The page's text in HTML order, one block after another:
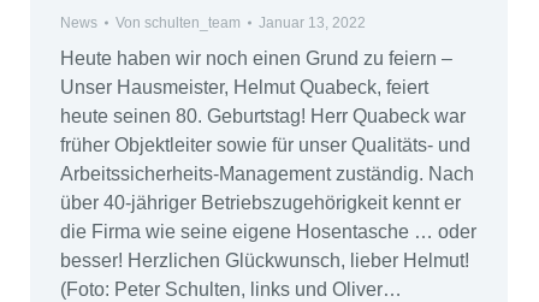
News Von schulten_team Januar 13, 2022
Heute haben wir noch einen Grund zu feiern –
Unser Hausmeister, Helmut Quabeck, feiert
heute seinen 80. Geburtstag! Herr Quabeck war
früher Objektleiter sowie für unser Qualitäts- und
Arbeitssicherheits-Management zuständig. Nach
über 40-jähriger Betriebszugehörigkeit kennt er
die Firma wie seine eigene Hosentasche … oder
besser! Herzlichen Glückwunsch, lieber Helmut!
(Foto: Peter Schulten, links und Oliver…